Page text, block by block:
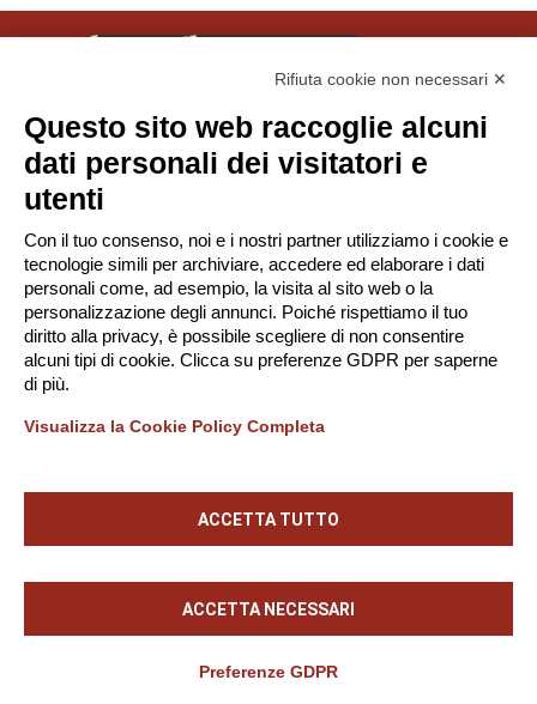
© Tinexta Innovation Hub S.p.A. 2026
P. IVA 02182620357
Società soggetta alla Direzione e Coordinamento di
Tinexta S.p.A.
Privacy Policy - Gestione Cookie
Rifiuta cookie non necessari ✕
Questo sito web raccoglie alcuni
dati personali dei visitatori e
utenti
Con il tuo consenso, noi e i nostri partner utilizziamo i cookie e
tecnologie simili per archiviare, accedere ed elaborare i dati
personali come, ad esempio, la visita al sito web o la
personalizzazione degli annunci. Poiché rispettiamo il tuo
diritto alla privacy, è possibile scegliere di non consentire
alcuni tipi di cookie. Clicca su preferenze GDPR per saperne
di più.
Visualizza la Cookie Policy Completa
ACCETTA TUTTO
ACCETTA NECESSARI
Preferenze GDPR